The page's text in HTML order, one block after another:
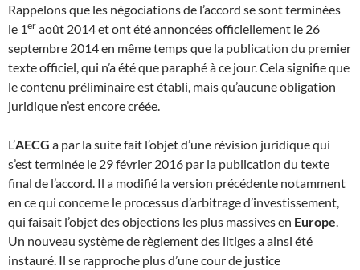
Rappelons que les négociations de l’accord se sont terminées
le 1er août 2014 et ont été annoncées officiellement le 26
septembre 2014 en même temps que la publication du premier
texte officiel, qui n’a été que paraphé à ce jour. Cela signifie que
le contenu préliminaire est établi, mais qu’aucune obligation
juridique n’est encore créée.
L’AECG a par la suite fait l’objet d’une révision juridique qui
s’est terminée le 29 février 2016 par la publication du texte
final de l’accord. Il a modifié la version précédente notamment
en ce qui concerne le processus d’arbitrage d’investissement,
qui faisait l’objet des objections les plus massives en Europe.
Un nouveau système de règlement des litiges a ainsi été
instauré. Il se rapproche plus d’une cour de justice